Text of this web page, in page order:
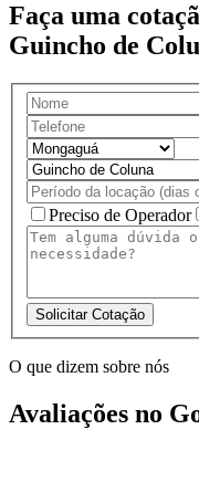
Faça uma
Guincho de
Preciso de Operador
Solicitar Cotação
O que dizem sobre nós
Avaliações no